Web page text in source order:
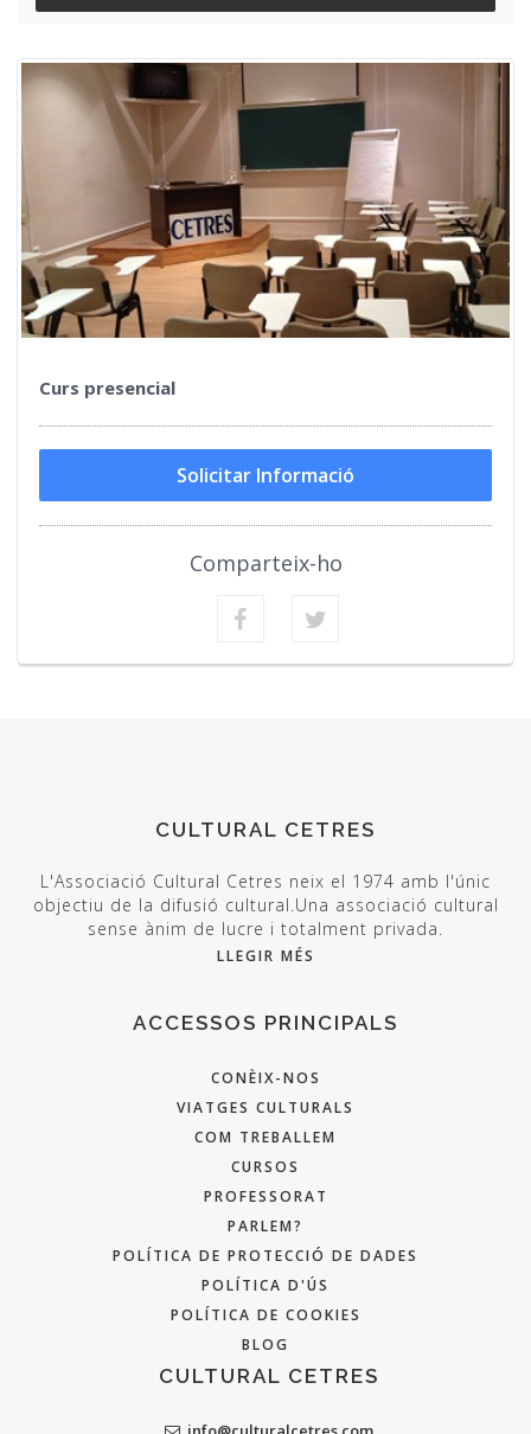
Curs presencial
Solicitar Informació
Comparteix-ho
CULTURAL CETRES
L'Associació Cultural Cetres neix el 1974 amb l'únic
objectiu de la difusió cultural.Una associació cultural
sense ànim de lucre i totalment privada.
LLEGIR MÉS
ACCESSOS PRINCIPALS
CONÈIX-NOS
VIATGES CULTURALS
COM TREBALLEM
CURSOS
PROFESSORAT
PARLEM?
POLÍTICA DE PROTECCIÓ DE DADES
POLÍTICA D'ÚS
POLÍTICA DE COOKIES
BLOG
CULTURAL CETRES